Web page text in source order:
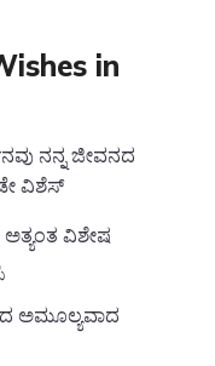
in
ನನ್ನ ಜೀವನದ
ವಿಶೆಸ್
ವಿಶೇಷ
ಅಮೂಲ್ಯವಾದ